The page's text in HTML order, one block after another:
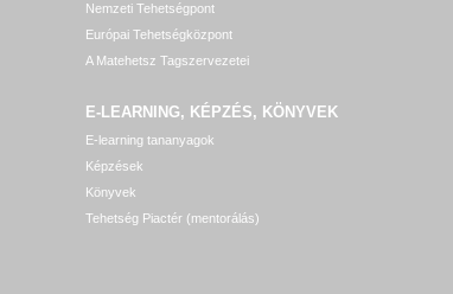
Nemzeti Tehetségpont
Európai Tehetségközpont
A Matehetsz Tagszervezetei
E-LEARNING, KÉPZÉS, KÖNYVEK
E-learning tananyagok
Képzések
Könyvek
Tehetség Piactér (mentorálás)